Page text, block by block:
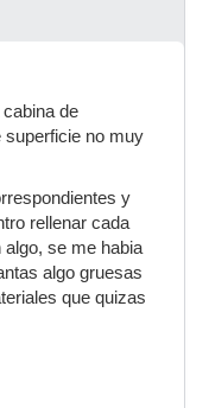
de
superficie no muy
y
rellenar cada
algo, se me habia
algo gruesas
que quizas